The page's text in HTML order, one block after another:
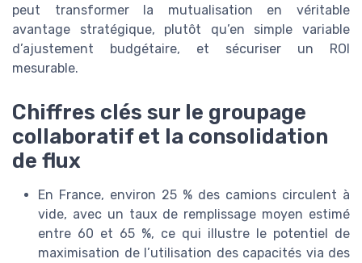
peut transformer la mutualisation en véritable
avantage stratégique, plutôt qu’en simple variable
d’ajustement budgétaire, et sécuriser un ROI
mesurable.
Chiffres clés sur le groupage
collaboratif et la consolidation
de flux
En France, environ 25 % des camions circulent à
vide, avec un taux de remplissage moyen estimé
entre 60 et 65 %, ce qui illustre le potentiel de
maximisation de l’utilisation des capacités via des